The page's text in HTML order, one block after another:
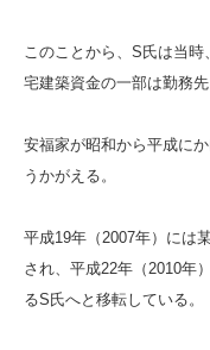
このことから、S氏は当
宅建築資金の一部は勤務
安福家が昭和から平成に
うかがえる。
平成19年（2007年）には
され、平成22年（2010年
るS氏へと移転している。